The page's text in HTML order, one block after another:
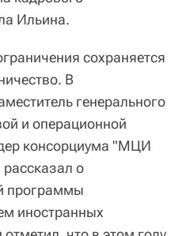
Ильина.
сохраняется
В
генерального
и операционной
консорциума "МЦИ
о
программы
иностранных